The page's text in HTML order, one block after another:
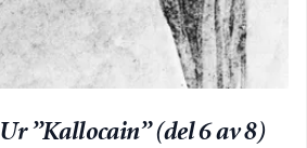
Ur ”Kallocain” (del 6 av 8)